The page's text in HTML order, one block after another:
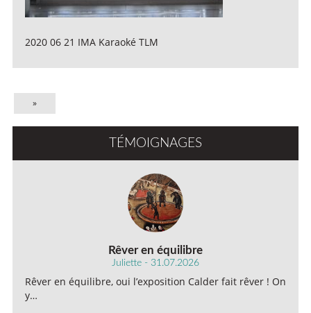
2020 06 21 IMA Karaoké TLM
»
TÉMOIGNAGES
Rêver en équilibre
Juliette - 31.07.2026
Rêver en équilibre, oui l’exposition Calder fait rêver ! On
y…